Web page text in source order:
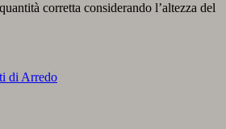
corretta considerando l’altezza del
di Arredo